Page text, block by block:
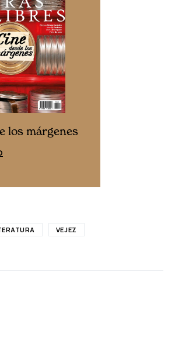
los márgenes
VEJEZ